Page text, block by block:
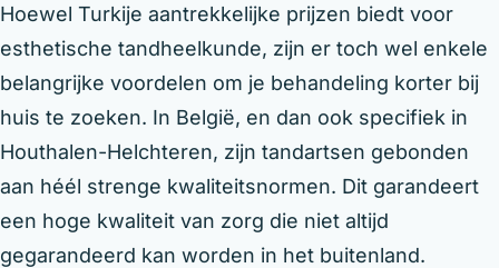
Hoewel Turkije aantrekkelijke prijzen biedt voor
esthetische tandheelkunde, zijn er toch wel enkele
belangrijke voordelen om je behandeling korter bij
huis te zoeken. In België, en dan ook specifiek in
Houthalen-Helchteren, zijn tandartsen gebonden
aan héél strenge kwaliteitsnormen. Dit garandeert
een hoge kwaliteit van zorg die niet altijd
gegarandeerd kan worden in het buitenland.